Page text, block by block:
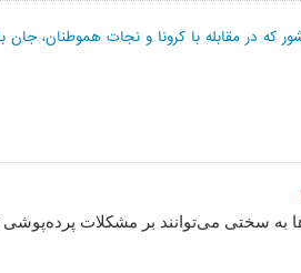
که در مقابله با کرونا و نجات هموطنان، جان
به سختی می‌توانند بر مشکلات پرده‌پوشی